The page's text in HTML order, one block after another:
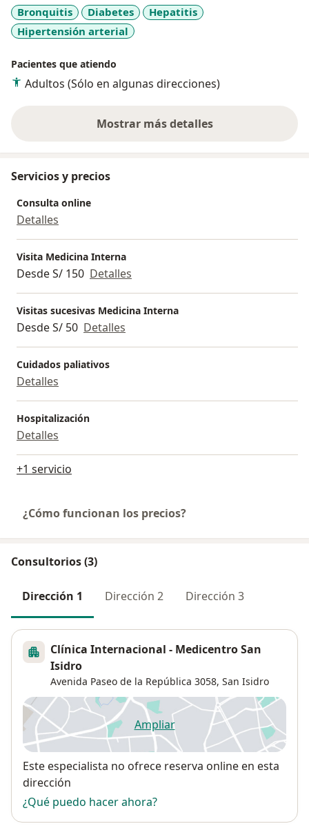
Bronquitis Diabetes
Hepatitis
Hipertensión arterial
Pacientes que atiendo
Adultos (Sólo en algunas direcciones)
Mostrar más detalles
sobre la experiencia
Servicios y precios
Consulta online
Detalles
Visita Medicina Interna
Desde S/ 150 Detalles
Visitas sucesivas Medicina Interna
Desde S/ 50 Detalles
Cuidados paliativos
Detalles
Hospitalización
Detalles
+1 servicio
¿Cómo funcionan los precios?
Consultorios (3)
Dirección 1 Dirección 2 Dirección 3
Clínica Internacional - Medicentro San
Isidro
Avenida Paseo de la República 3058, San Isidro
Ampliarse abre en una nueva
Disponibilidad
Este especialista no ofrece reserva online en esta
dirección
¿Qué puedo hacer ahora?